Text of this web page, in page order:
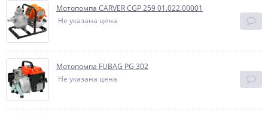
Мотопомпа CARVER CGP 259 01.022.00001
Не указана цена
Мотопомпа FUBAG PG 302
Не указана цена